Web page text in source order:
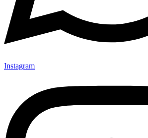
Instagram